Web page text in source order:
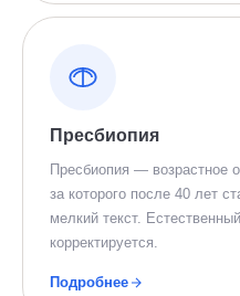
Пресбиопия
Пресбиопия — возрастное
за которого после 40 лет
мелкий текст.
корректируется.
Подробнее